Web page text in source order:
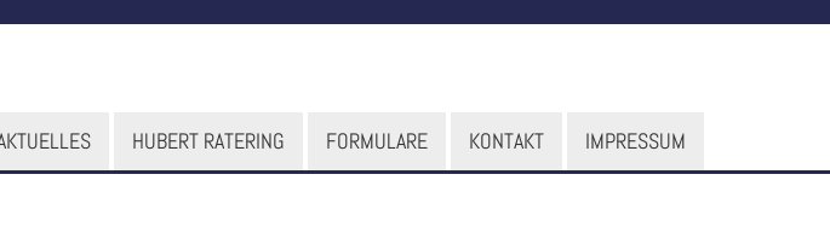
HUBERT RATERING FORMULARE KONTAKT IMPRESSUM